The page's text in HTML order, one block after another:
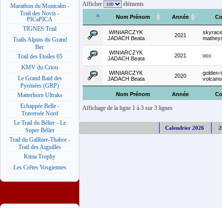
Marathon du Montcalm -
Trail des Novis -
PICaPICA
TIGNES Trail
Trails Alpins du Grand
Bec
Trail des Etoiles 05
KMV du Criou
Le Grand Raid des
Pyrénées (GRP)
Matterhorn Ultraks
Echappée Belle -
Traversée Nord
Le Trail du Bélier - Le
Super Bélier
Trail du Galibier-Thabor -
Trail des Aiguilles
Kima Trophy
Les Crêtes Vosgiennes
Afficher éléments
Nom Prénom Année
Nom Prénom Année
WINIARCZYK
JADACH Beata
2021
WINIARCZYK
JADACH Beata
2021 occ
WINIARCZYK
JADACH Beata
2020
golden-
Affichage de la ligne 1 à 3 sur 3 lignes
Calendrier 2026